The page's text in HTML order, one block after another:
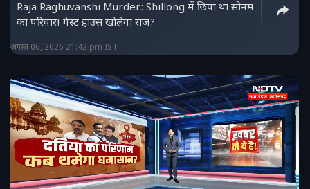
Raja Raghuvanshi Murder: Shillong में छिपा था सोनम
का परिवार! गेस्ट हाउस खोलेगा राज?
अगस्त 06, 2026 21:42 pm IST